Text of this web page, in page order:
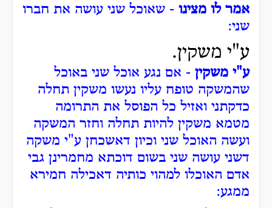
אמר לו מצינו - שאוכל שני עושה את חברו
שני:
ע"י משקין.
ע"י משקין - אם נגע אוכל שני באוכל
שהמשקה טופח עליו נעשו משקין תחלה
כדקתני ואזיל כל הפוסל את התרומה
מטמא משקין להיות תחלה וחזר המשקה
ועשה האוכל שני וכיון דאשכחן ע"י משקה
דשני עושה שני בשום דוכתא מחמרינן גבי
אדם האוכלו למהוי כותיה דאכילה חמירא
ממגע: